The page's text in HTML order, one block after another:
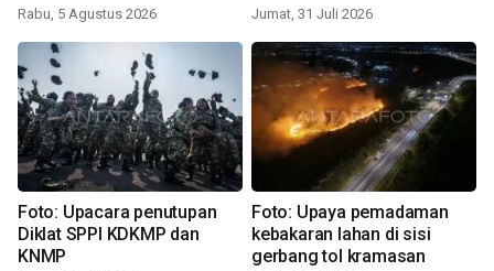
Rabu, 5 Agustus 2026 Jumat, 31 Juli 2026
Foto: Upacara penutupan
Diklat SPPI KDKMP dan
KNMP
Foto: Upaya pemadaman
kebakaran lahan di sisi
gerbang tol kramasan